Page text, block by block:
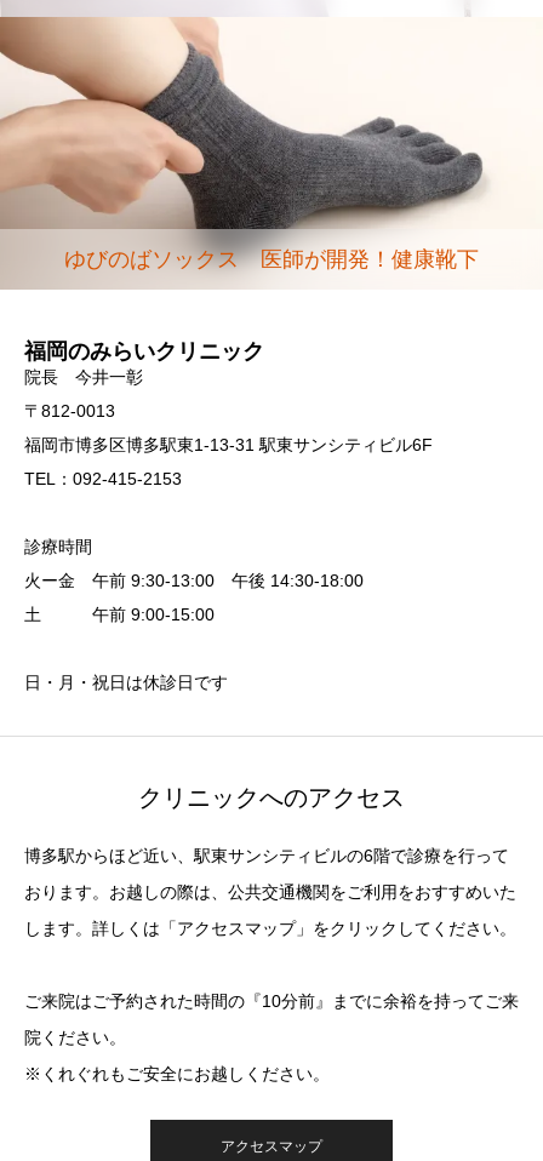
ゆびのばソックス 医師が開発！健康靴下
福岡のみらいクリニック
院長 今井一彰
〒812-0013
福岡市博多区博多駅東1-13-31 駅東サンシティビル6F
TEL：092-415-2153
診療時間
火ー金 午前 9:30-13:00 午後 14:30-18:00
土 午前 9:00-15:00
日・月・祝日は休診日です
クリニックへのアクセス
博多駅からほど近い、駅東サンシティビルの6階で診療を行って
おります。お越しの際は、公共交通機関をご利用をおすすめいた
します。詳しくは「アクセスマップ」をクリックしてください。
ご来院はご予約された時間の『10分前』までに余裕を持ってご来
院ください。
※くれぐれもご安全にお越しください。
アクセスマップ